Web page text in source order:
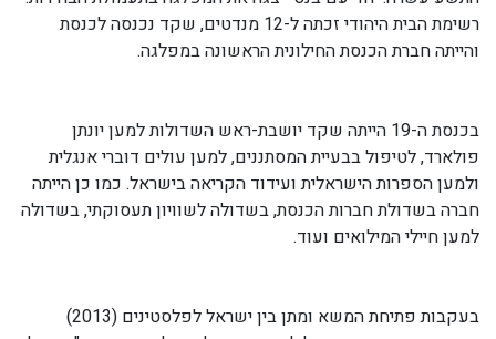
רשימת הבית היהודי זכתה ל-12 מנדטים, שקד נכנסה לכנסת
והייתה חברת הכנסת החילונית הראשונה במפלגה.
בכנסת ה-19 הייתה שקד יושבת-ראש השדולות למען יונתן
פולארד, לטיפול בבעיית המסתננים, למען עולים דוברי אנגלית
ולמען הספרות הישראלית ועידוד הקריאה בישראל. כמו כן הייתה
חברה בשדולת חברות הכנסת, בשדולה לשוויון תעסוקתי, בשדולה
למען חיילי המילואים ועוד.
בעקבות פתיחת המשא ומתן בין ישראל לפלסטינים (2013)